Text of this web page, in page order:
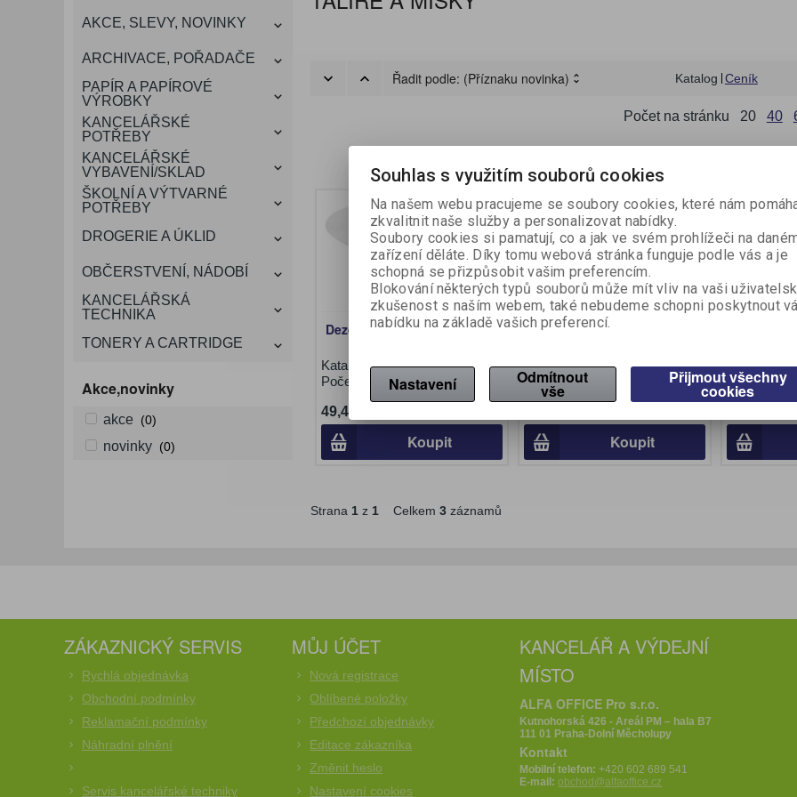
VÁNOCE
DÁRKOVÉ POTŘEBY HOME-OFFICE OCLEAN SONICKÉ
KARTÁČKY
SMART DOPLŇKY
ROZDRUŽOVAČE
VIZITKY A JMENOVKY ZÁVĚSNÉ A ZAKLÁDACÍ
OBALY
OBÁLKY
TISKOPISY ZÁZNAMNÍ KOSTKY
KONFERENČNÍ SPISOVKY
NŮŽKY A NOŽE PSACÍ POTŘEBY RAZÍTKA
TAŠKY, KUFRY, AKTOVKY
A OBALY
KANCELÁŘSKÝ
NÁBYTEK
OCHRANNÉ PRACOVNÍ
POMŮCKY
PREZENTAČNÍ STOJANY,
RÁMY A KAPSY PŘÍSLUŠENSTVÍ K PC
TABULE, NÁSTĚNKY
KRESLENÍ A MALOVÁNÍ
DEZINFEKCE-OCHRANA
PROSTŘEDKY NA PRANÍ ÚKLIDOVÉ VYBAVENÍ ZÁSOBNÍKY
KONVICE A DŽBÁNY
SLADKÉ POTRAVINY SLANÉ POTRAVINY TERMOSKY A
TERMOHRNKY
LAMINACE
ŠTÍTKOVAČE TERMOVAZBA
AKCE, SLEVY, NOVINKY
ARCHIVACE, POŘADAČE
PAPÍR A PAPÍROVÉ
VÝROBKY
KANCELÁŘSKÉ
POTŘEBY
KANCELÁŘSKÉ
VYBAVENÍ/SKLAD
ŠKOLNÍ A VÝTVARNÉ
POTŘEBY
DROGERIE A ÚKLID
OBČERSTVENÍ, NÁDOBÍ
KANCELÁŘSKÁ
TECHNIKA
TONERY A CARTRIDGE
Akce,novinky
akce (0)
novinky (0)
Řadit podle: (Příznaku novinka) Katalog Ceník
Počet na stránku 20 40
Dezertní talíř / prům.20 cm
Katalogové číslo:850004
Počet v balení:6 ks
49,40 Kč (bez DPH:)
Koupit
Miska hluboká polévková /
Katalogové číslo:
850005
Počet v balení:
Koupit
Talíř
Katalogové
Počet v
104,70
Strana 1z 1Celkem 3záznamů
ZÁKAZNICKÝ SERVIS
Rychlá objednávka
Obchodní podmínky
Reklamační podmínky
Náhradní plnění
Servis kancelářské techniky
MŮJ ÚČET
Nová registrace
Oblíbené položky
Předchozí objednávky
Editace zákazníka
Změnit heslo
Nastavení cookies
KANCELÁŘ A VÝDEJNÍ
MÍSTO
ALFA OFFICE Pro s.r.o.
Kutnohorská 426 - Areál PM – hala B7
111 01 Praha-Dolní Měcholupy
Kontakt
Mobilní telefon:+420 602 689 541
E-mail:obchod@alfaoffice.cz
Souhlas s využitím souborů cookies
Na našem webu pracujeme se soubory cookies, které nám
zkvalitnit naše služby a personalizovat nabídky.
Soubory cookies si pamatují, co a jak ve svém prohlížeči na
zařízení děláte. Díky tomu webová stránka funguje podle vás a je
schopná se přizpůsobit vašim preferencím.
Blokování některých typů souborů může mít vliv na vaši
zkušenost s naším webem, také nebudeme schopni poskytnout
nabídku na základě vašich preferencí.
Nastavení Odmítnout
vše
Přijmout všechny
cookies